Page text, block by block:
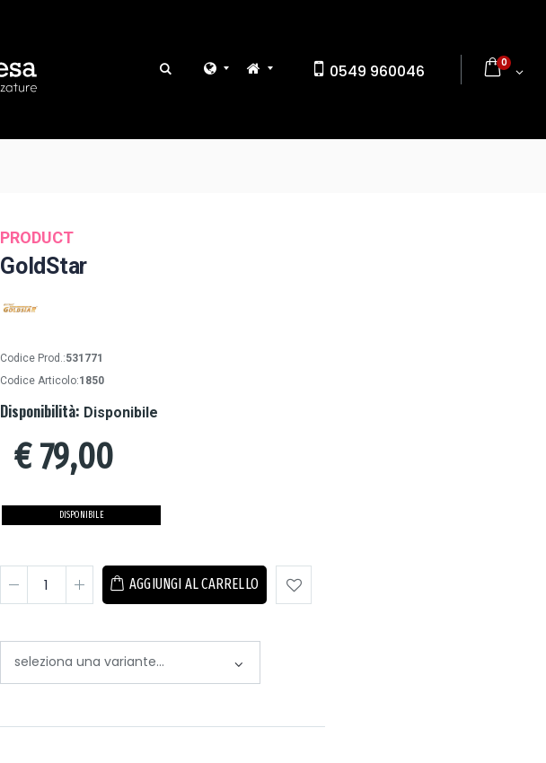
0549 960046 0
PRODUCT
GoldStar
Codice Prod.:531771
Codice Articolo:1850
Disponibilità: Disponibile
€79,00
DISPONIBILE
AGGIUNGI AL CARRELLO